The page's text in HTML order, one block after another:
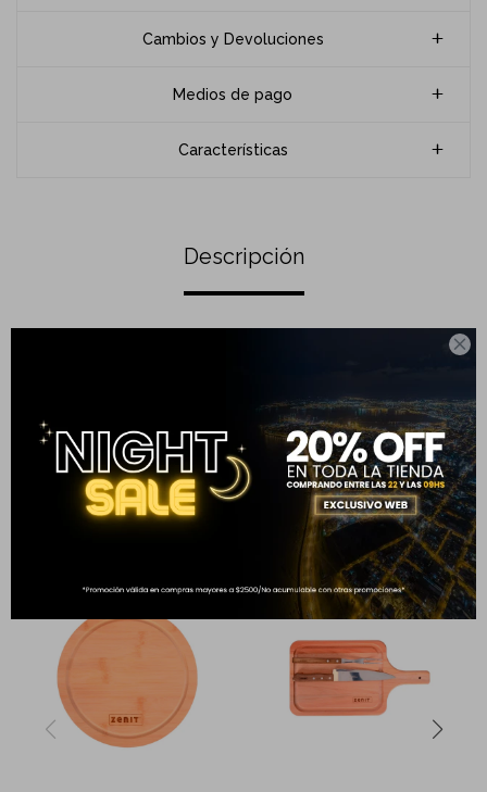

Cambios y Devoluciones
Medios de pago
Características
Descripción
1 Tabla de Bambu
Completá tu compra